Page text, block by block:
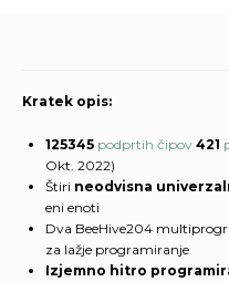
Kratek opis:
125345 podprtih čipov 421
Okt. 2022)
Štiri neodvisna
eni enoti
Dva BeeHive204
za lažje programiranje
Izjemno hitro